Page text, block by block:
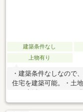
建築条件なし
上物有り
・建築条件なしなので
住宅を建築可能。・土
かに生活できます。・
し相談可・芳賀・宇都